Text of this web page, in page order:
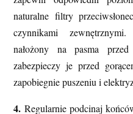
naturalne filtry
czynnikami
nałożony na pasma
zabezpieczy je przed
zapobiegnie puszeniu i
4. Regularnie podcinaj